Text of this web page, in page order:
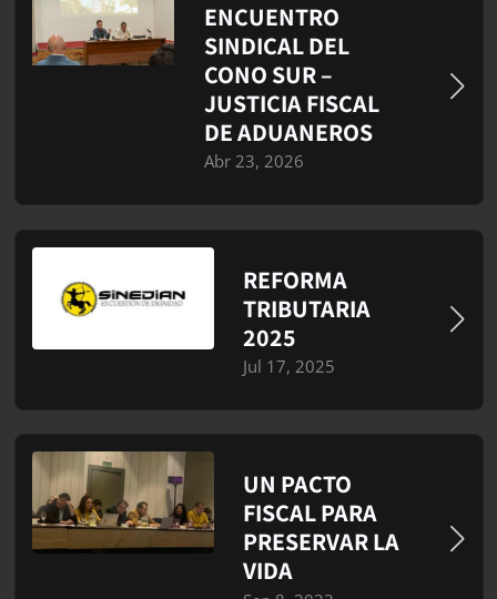
ENCUENTRO
SINDICAL DEL
CONO SUR –
JUSTICIA FISCAL
DE ADUANEROS
Abr 23, 2026
REFORMA
TRIBUTARIA
2025
Jul 17, 2025
UN PACTO
FISCAL PARA
PRESERVAR LA
VIDA